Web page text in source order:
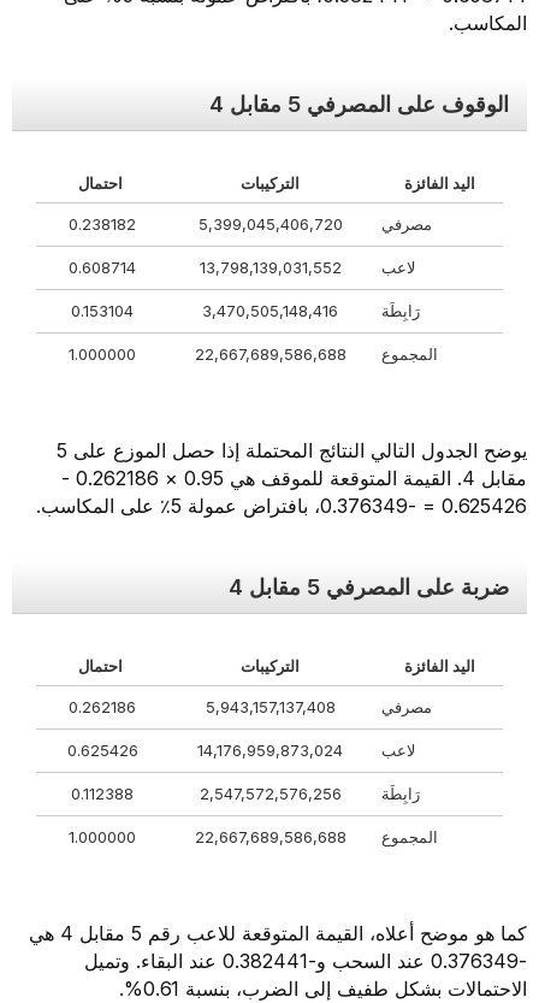
المكاسب.
الوقوف على المصرفي 5 مقابل 4
اليد الفائزة التركيبات احتمال
مصرفي 5,399,045,406,720
0.238182
لاعب 13,798,139,031,552
0.608714
رَابِطَة 3,470,505,148,416
0.153104
المجموع 22,667,689,586,688
1.000000
يوضح الجدول التالي النتائج المحتملة إذا حصل الموزع على 5
مقابل 4. القيمة المتوقعة للموقف هي 0.95 × 0.262186 -
0.625426 = -0.376349، بافتراض عمولة 5٪ على المكاسب.
ضربة على المصرفي 5 مقابل 4
اليد الفائزة التركيبات احتمال
مصرفي 5,943,157,137,408
0.262186
لاعب 14,176,959,873,024
0.625426
رَابِطَة 2,547,572,576,256
0.112388
المجموع 22,667,689,586,688
1.000000
كما هو موضح أعلاه، القيمة المتوقعة للاعب رقم 5 مقابل 4 هي
-0.376349 عند السحب و-0.382441 عند البقاء. وتميل
الاحتمالات بشكل طفيف إلى الضرب، بنسبة 0.61%.